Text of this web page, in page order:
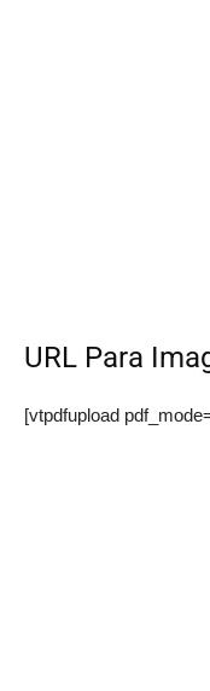
URL Para
[vtpdfupload